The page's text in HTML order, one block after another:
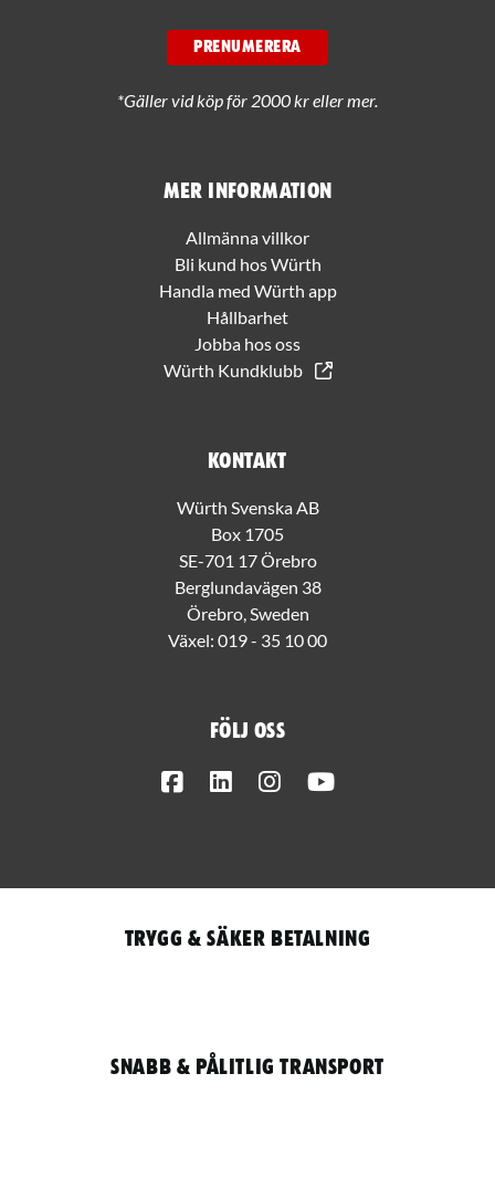
Mer information
Allmänna villkor
Bli kund hos Würth
Handla med Würth app
Hållbarhet
Jobba hos oss
Würth Kundklubb
Kontakt
Würth Svenska AB
Box 1705
SE-701 17 Örebro
Berglundavägen 38
Örebro, Sweden
Växel: 019 - 35 10 00
Följ oss
FacebookLinkedInInstagram
PRENUMERERA
*Gäller vid köp för 2000 kr eller mer.
Trygg & säker betalning
Snabb & pålitlig transport